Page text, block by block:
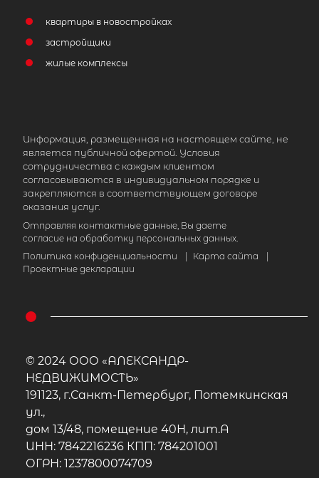
квартиры в новостройках
застройщики
жилые комплексы
Информация, размещенная на настоящем сайте, не
является публичной офертой. Условия
сотрудничества с каждым клиентом
согласовываются в индивидуальном порядке и
закрепляются в соответствующем договоре
оказания услуг.
Отправляя контактные данные, Вы даете
согласие на обработку персональных данных.
Политика конфиденциальности
Карта сайта
Проектные декларации
© 2024 ООО «АЛЕКСАНДР-
НЕДВИЖИМОСТЬ»
191123, г.Санкт-Петербург, Потемкинская
ул.,
дом 13/48, помещение 40Н, лит.А
ИНН: 7842216236 КПП: 784201001
ОГРН: 1237800074709